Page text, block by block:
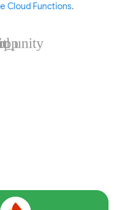
Cloud Functions.